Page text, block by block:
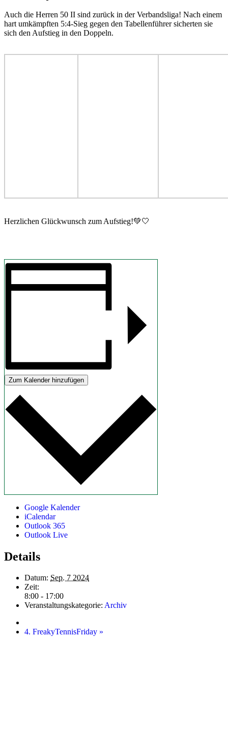
Auch die Herren 50 II sind zurück in der Verbandsliga! Nach einem
hart umkämpften 5:4-Sieg gegen den Tabellenführer sicherten sie
sich den Aufstieg in den Doppeln.
Herzlichen Glückwunsch zum Aufstieg!💚🤍
Zum Kalender hinzufügen
Google Kalender
iCalendar
Outlook 365
Outlook Live
Details
Datum: Sep. 7 2024
Zeit:
8:00 - 17:00
Veranstaltungskategorie: Archiv
4. FreakyTennisFriday »